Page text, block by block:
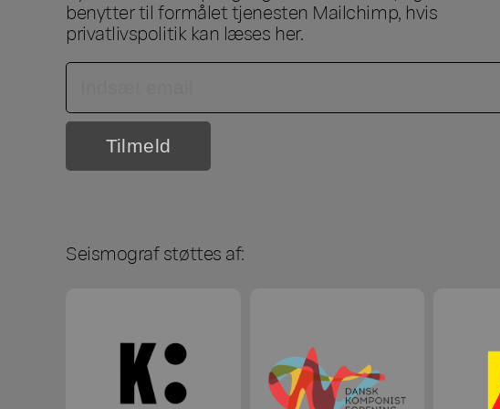
benytter til formålet tjenesten Mailchimp, hvis
privatlivspolitik kan læses her.
Seismograf støttes af: